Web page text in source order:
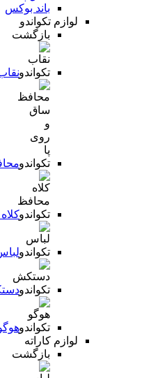
باند بوکس
لوازم تکواندو
بازگشت
لوازم کاراته
بازگشت